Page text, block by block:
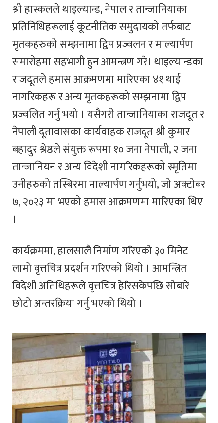
श्री हास्कलले थाइल्यान्ड, नेपाल र तान्जानियाका
प्रतिनिधिहरूलाई कूटनीतिक समुदायको तर्फबाट
मृतकहरुको सम्झनामा द्विप प्रज्वलन र माल्यार्पण
समारोहमा सहभागी हुन आमन्त्रण गरे। थाइल्यान्डका
राजदूतले हमास आक्रमणमा मारिएका ४१ थाई
नागरिकहरू र अन्य मृतकहरूको सम्झनामा द्विप
प्रज्वलित गर्नु भयो । यसैगरी तान्जानियाका राजदूत र
नेपाली दूतावासका कार्यवाहक राजदूत श्री कुमार
बहादुर श्रेष्ठले संयुक्त रूपमा १० जना नेपाली, २ जना
तान्जानियन र अन्य विदेशी नागरिकहरूको स्मृतिमा
उनीहरुको तस्बिरमा माल्यार्पण गर्नुभयो, जो अक्टोबर
७, २०२३ मा भएको हमास आक्रमणमा मारिएका थिए
।
कार्यक्रममा, हालसालै निर्माण गरिएको ३० मिनेट
लामो वृत्तचित्र प्रदर्शन गरिएको थियो । आमन्त्रित
विदेशी अतिथिहरूले वृत्तचित्र हेरिसकेपछि सोबारे
छोटो अन्तरक्रिया गर्नु भएको थियो ।